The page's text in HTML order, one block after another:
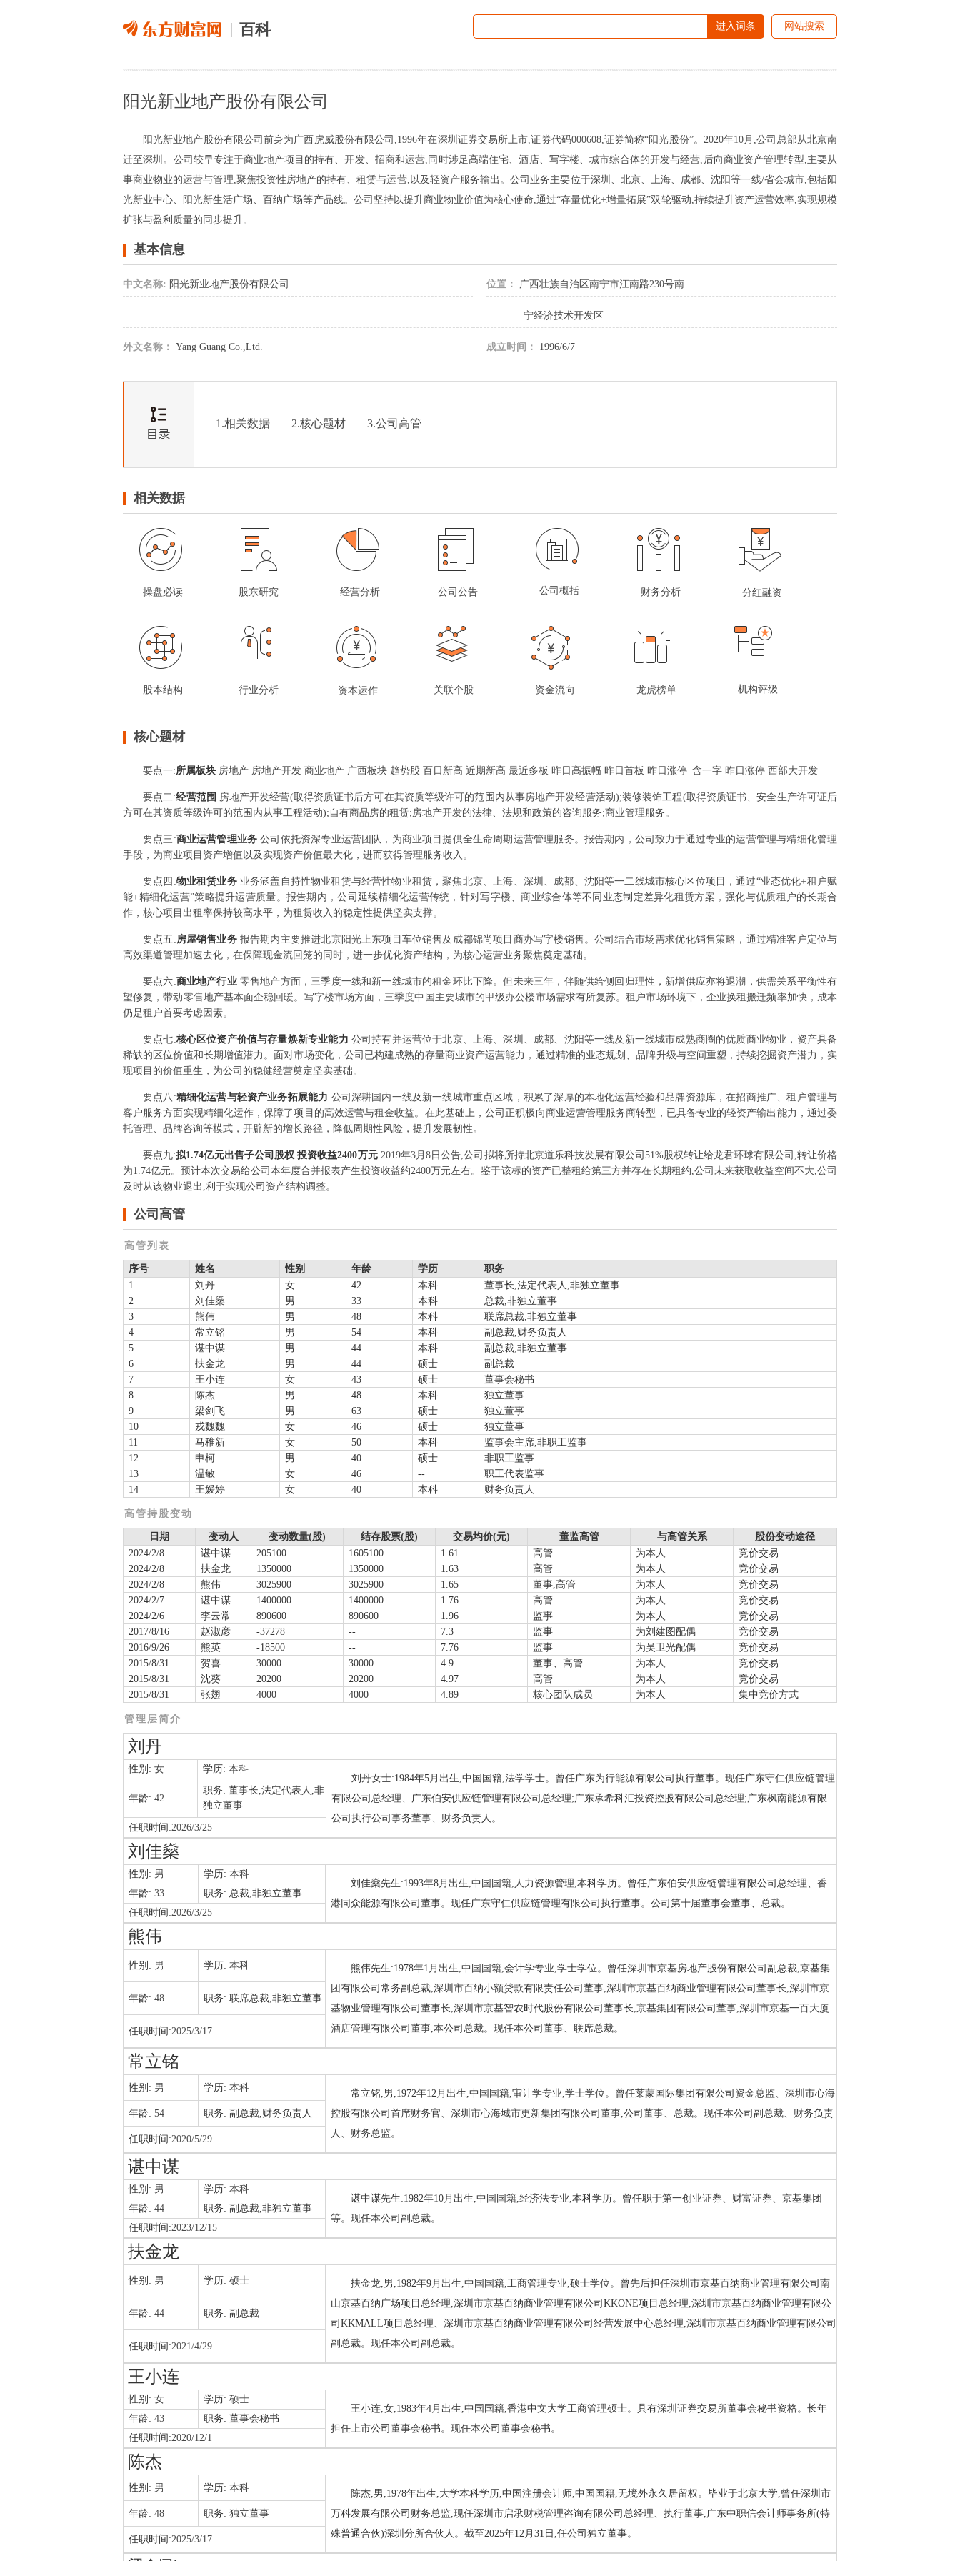
百科 进入词条 网站搜索
阳光新业地产股份有限公司
阳光新业地产股份有限公司前身为广西虎威股份有限公司,1996年在深圳证券交易所上市,证券代码000608,证券简称“阳光股份”。2020年10月,公司总部从北京南
迁至深圳。公司较早专注于商业地产项目的持有、开发、招商和运营,同时涉足高端住宅、酒店、写字楼、城市综合体的开发与经营,后向商业资产管理转型,主要从
事商业物业的运营与管理,聚焦投资性房地产的持有、租赁与运营,以及轻资产服务输出。公司业务主要位于深圳、北京、上海、成都、沈阳等一线/省会城市,包括阳
光新业中心、阳光新生活广场、百纳广场等产品线。公司坚持以提升商业物业价值为核心使命,通过“存量优化+增量拓展”双轮驱动,持续提升资产运营效率,实现规模
扩张与盈利质量的同步提升。
基本信息
中文名称: 阳光新业地产股份有限公司 位置： 广西壮族自治区南宁市江南路230号南
宁经济技术开发区
外文名称： Yang Guang Co.,Ltd. 成立时间： 1996/6/7
1.相关数据 2.核心题材 3.公司高管
相关数据
操盘必读 股东研究 经营分析 公司公告 公司概括 财务分析 分红融资
股本结构 行业分析 资本运作 关联个股 资金流向 龙虎榜单 机构评级
核心题材
要点一:所属板块 房地产 房地产开发 商业地产 广西板块 趋势股 百日新高 近期新高 最近多板 昨日高振幅 昨日首板 昨日涨停_含一字 昨日涨停 西部大开发
要点二:经营范围 房地产开发经营(取得资质证书后方可在其资质等级许可的范围内从事房地产开发经营活动);装修装饰工程(取得资质证书、安全生产许可证后
方可在其资质等级许可的范围内从事工程活动);自有商品房的租赁;房地产开发的法律、法规和政策的咨询服务;商业管理服务。
要点三 :商业运营管理业务公司依托资深专业运营团队，为商业项目提供全生命周期运营管理服务。报告期内，公司致力于通过专业的运营管理与精细化管理
手段，为商业项目资产增值以及实现资产价值最大化，进而获得管理服务收入。
要点 四 :物业租赁业务 业务涵盖自持性物业租赁与经营性物业租赁，聚焦北京、上海、深圳、成都、沈阳等一二线城市核心区位项目，通过“业态优化+租户赋
能+精细化运营”策略提升运营质量。报告期内，公司延续精细化运营传统，针对写字楼、商业综合体等不同业态制定差异化租赁方案，强化与优质租户的长期合
作，核心项目出租率保持较高水平，为租赁收入的稳定性提供坚实支撑。
要点五 :房屋销售业务 报告期内主要推进北京阳光上东项目车位销售及成都锦尚项目商办写字楼销售。公司结合市场需求优化销售策略，通过精准客户定位与
高效渠道管理加速去化，在保障现金流回笼的同时，进一步优化资产结构，为核心运营业务聚焦奠定基础。
要点六:商业地产行业 零售地产方面，三季度一线和新一线城市的租金环比下降。但未来三年，伴随供给侧回归理性，新增供应亦将退潮，供需关系平衡性有
望修复，带动零售地产基本面企稳回暖。写字楼市场方面，三季度中国主要城市的甲级办公楼市场需求有所复苏。租户市场环境下，企业换租搬迁频率加快，成本
仍是租户首要考虑因素。
要点七:核心区位资产价值与存量焕新专业能力 公司持有并运营位于北京、上海、深圳、成都、沈阳等一线及新一线城市成熟商圈的优质商业物业，资产具备
稀缺的区位价值和长期增值潜力。面对市场变化，公司已构建成熟的存量商业资产运营能力，通过精准的业态规划、品牌升级与空间重塑，持续挖掘资产潜力，实
现项目的价值重生，为公司的稳健经营奠定坚实基础。
要点 八 :精细化运营与轻资产业务拓展能力 公司深耕国内一线及新一线城市重点区域，积累了深厚的本地化运营经验和品牌资源库，在招商推广、租户管理与
客户服务方面实现精细化运作，保障了项目的高效运营与租金收益。在此基础上，公司正积极向商业运营管理服务商转型，已具备专业的轻资产输出能力，通过委
托管理、品牌咨询等模式，开辟新的增长路径，降低周期性风险，提升发展韧性。
要点九:拟1.74亿元出售子公司股权 投资收益2400万元 2019年3月8日公告,公司拟将所持北京道乐科技发展有限公司51%股权转让给龙君环球有限公司,转让价格
为1.74亿元。预计本次交易给公司本年度合并报表产生投资收益约2400万元左右。鉴于该标的资产已整租给第三方并存在长期租约,公司未来获取收益空间不大,公司
及时从该物业退出,利于实现公司资产结构调整。
公司高管
高管列表
序号 姓名 性别 年龄 学历
职务
1
刘丹 女 42 本科
董事长,法定代表人,非独立董事
2
刘佳燊 男 33 本科
总裁,非独立董事
3
熊伟 男 48 本科
联席总裁,非独立董事
4
常立铭 男 54 本科
副总裁,财务负责人
5
谌中谋 男 44 本科
副总裁,非独立董事
6
扶金龙 男 44 硕士
副总裁
7
王小连 女 43 硕士
董事会秘书
8
陈杰 男 48 本科
独立董事
9
梁剑飞 男 63 硕士
独立董事
10
戎魏魏 女 46 硕士
独立董事
11
马稚新 女 50 本科
监事会主席,非职工监事
12
申柯 男 40 硕士
非职工监事
13
温敏 女 46 --
职工代表监事
14
王媛婷 女 40 本科 财务负责人
高管持股变动
日期 变动人 变动数量(股) 结存股票(股) 交易均价(元) 董监高管 与高管关系
股份变动途径
2024/2/8
谌中谋 205100 1605100 1.61 高管 为本人
竞价交易
2024/2/8
扶金龙 1350000 1350000 1.63 高管 为本人
竞价交易
2024/2/8
熊伟 3025900 3025900 1.65 董事,高管 为本人
竞价交易
2024/2/7
谌中谋 1400000 1400000 1.76 高管 为本人
竞价交易
2024/2/6
李云常 890600 890600 1.96 监事 为本人
竞价交易
2017/8/16
赵淑彦 -37278 -- 7.3 监事 为刘建图配偶
竞价交易
2016/9/26
熊英 -18500 -- 7.76 监事 为吴卫光配偶
竞价交易
2015/8/31
贺喜 30000 30000 4.9 董事、高管 为本人
竞价交易
2015/8/31
沈葵 20200 20200 4.97 高管 为本人
竞价交易
2015/8/31
张翅 4000 4000 4.89 核心团队成员 为本人 集中竞价方式
管理层简介
刘丹
性别: 女 学历: 本科
刘丹女士:1984年5月出生,中国国籍,法学学士。曾任广东为行能源有限公司执行董事。现任广东守仁供应链管理
有限公司总经理、广东伯安供应链管理有限公司总经理;广东承希科汇投资控股有限公司总经理;广东枫南能源有限
公司执行公司事务董事、财务负责人。
年龄: 42
职务: 董事长,法定代表人,非
独立董事
任职时间:2026/3/25
刘佳燊
性别: 男 学历: 本科
刘佳燊先生:1993年8月出生,中国国籍,人力资源管理,本科学历。曾任广东伯安供应链管理有限公司总经理、香
港同众能源有限公司董事。现任广东守仁供应链管理有限公司执行董事。公司第十届董事会董事、总裁。
年龄: 33 职务: 总裁,非独立董事
任职时间:2026/3/25
熊伟
性别: 男 学历: 本科
熊伟先生:1978年1月出生,中国国籍,会计学专业,学士学位。曾任深圳市京基房地产股份有限公司副总裁,京基集
团有限公司常务副总裁,深圳市百纳小额贷款有限责任公司董事,深圳市京基百纳商业管理有限公司董事长,深圳市京
基物业管理有限公司董事长,深圳市京基智农时代股份有限公司董事长,京基集团有限公司董事,深圳市京基一百大厦
酒店管理有限公司董事,本公司总裁。现任本公司董事、联席总裁。
年龄: 48 职务: 联席总裁,非独立董事
任职时间:2025/3/17
常立铭
性别: 男 学历: 本科
常立铭,男,1972年12月出生,中国国籍,审计学专业,学士学位。曾任莱蒙国际集团有限公司资金总监、深圳市心海
控股有限公司首席财务官、深圳市心海城市更新集团有限公司董事,公司董事、总裁。现任本公司副总裁、财务负责
人、财务总监。
年龄: 54 职务: 副总裁,财务负责人
任职时间:2020/5/29
谌中谋
性别: 男 学历: 本科
谌中谋先生:1982年10月出生,中国国籍,经济法专业,本科学历。曾任职于第一创业证券、财富证券、京基集团
等。现任本公司副总裁。
年龄: 44 职务: 副总裁,非独立董事
任职时间:2023/12/15
扶金龙
性别: 男 学历: 硕士
扶金龙,男,1982年9月出生,中国国籍,工商管理专业,硕士学位。曾先后担任深圳市京基百纳商业管理有限公司南
山京基百纳广场项目总经理,深圳市京基百纳商业管理有限公司KKONE项目总经理,深圳市京基百纳商业管理有限公
司KKMALL项目总经理、深圳市京基百纳商业管理有限公司经营发展中心总经理,深圳市京基百纳商业管理有限公司
副总裁。现任本公司副总裁。
年龄: 44 职务: 副总裁
任职时间:2021/4/29
王小连
性别: 女 学历: 硕士
王小连,女,1983年4月出生,中国国籍,香港中文大学工商管理硕士。具有深圳证券交易所董事会秘书资格。长年
担任上市公司董事会秘书。现任本公司董事会秘书。
年龄: 43 职务: 董事会秘书
任职时间:2020/12/1
陈杰
性别: 男 学历: 本科
陈杰,男,1978年出生,大学本科学历,中国注册会计师,中国国籍,无境外永久居留权。毕业于北京大学,曾任深圳市
万科发展有限公司财务总监,现任深圳市启承财税管理咨询有限公司总经理、执行董事,广东中职信会计师事务所(特
殊普通合伙)深圳分所合伙人。截至2025年12月31日,任公司独立董事。
年龄: 48 职务: 独立董事
任职时间:2025/3/17